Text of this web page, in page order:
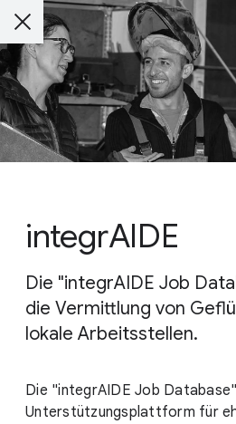
integrAIDE
Die "integrAIDE Job
die Vermittlung von
lokale Arbeitsstellen.
Die "integrAIDE Job
Unterstützungsplattform für